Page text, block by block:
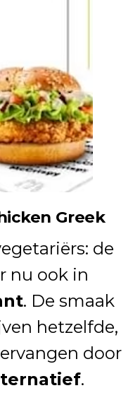
Greek
de
nu ook in
. De smaak
hetzelfde,
door
.